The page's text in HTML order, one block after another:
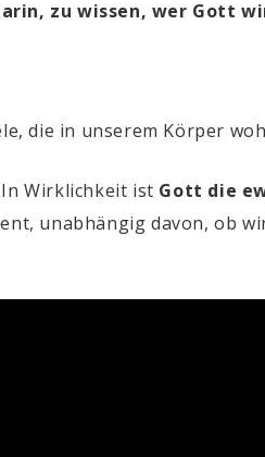
zu wissen, wer Gott
die in unserem Körper
Wirklichkeit ist Gott die
unabhängig davon, ob